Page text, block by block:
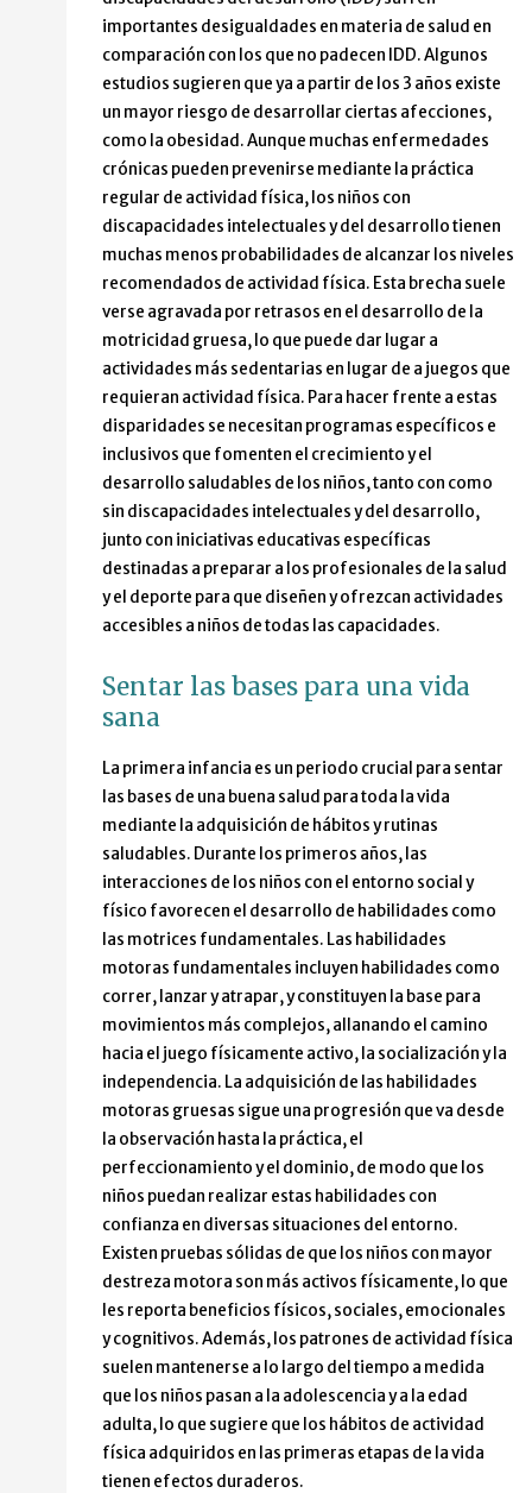
importantes desigualdades en materia de salud en
comparación con los que no padecen IDD. Algunos
estudios sugieren que ya a partir de los 3 años existe
un mayor riesgo de desarrollar ciertas afecciones,
como la obesidad. Aunque muchas enfermedades
crónicas pueden prevenirse mediante la práctica
regular de actividad física, los niños con
discapacidades intelectuales y del desarrollo tienen
muchas menos probabilidades de alcanzar los niveles
recomendados de actividad física. Esta brecha suele
verse agravada por retrasos en el desarrollo de la
motricidad gruesa, lo que puede dar lugar a
actividades más sedentarias en lugar de a juegos que
requieran actividad física. Para hacer frente a estas
disparidades se necesitan programas específicos e
inclusivos que fomenten el crecimiento y el
desarrollo saludables de los niños, tanto con como
sin discapacidades intelectuales y del desarrollo,
junto con iniciativas educativas específicas
destinadas a preparar a los profesionales de la salud
y el deporte para que diseñen y ofrezcan actividades
accesibles a niños de todas las capacidades.
Sentar las bases para una vida
sana
La primera infancia es un periodo crucial para sentar
las bases de una buena salud para toda la vida
mediante la adquisición de hábitos y rutinas
saludables. Durante los primeros años, las
interacciones de los niños con el entorno social y
físico favorecen el desarrollo de habilidades como
las motrices fundamentales. Las habilidades
motoras fundamentales incluyen habilidades como
correr, lanzar y atrapar, y constituyen la base para
movimientos más complejos, allanando el camino
hacia el juego físicamente activo, la socialización y la
independencia. La adquisición de las habilidades
motoras gruesas sigue una progresión que va desde
la observación hasta la práctica, el
perfeccionamiento y el dominio, de modo que los
niños puedan realizar estas habilidades con
confianza en diversas situaciones del entorno.
Existen pruebas sólidas de que los niños con mayor
destreza motora son más activos físicamente, lo que
les reporta beneficios físicos, sociales, emocionales
y cognitivos. Además, los patrones de actividad física
suelen mantenerse a lo largo del tiempo a medida
que los niños pasan a la adolescencia y a la edad
adulta, lo que sugiere que los hábitos de actividad
física adquiridos en las primeras etapas de la vida
tienen efectos duraderos.